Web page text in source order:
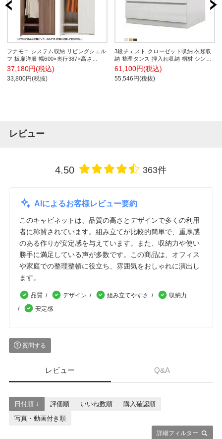
フナモコ システム収納 リビングシェル
フ 板扉洋服 幅600×奥行387×高さ
1138mm
37,180円(税込)
33,800円(税抜)
3段チェスト クローゼット収納 衣類収
納 整理タンス 押入れ収納 桐材 シンプ
ル 国産 日本製 幅684×奥行550×高さ
580mm
61,100円(税込)
55,546円(税抜)
レビュー
4.50 363件
AIによるお客様レビュー要約
このキャビネットは、品質の高さとデザインで多くの利用
者に称賛されています。組み立てが比較的簡単で、重厚感
のある作りが安定感を与えています。また、収納力や使い
勝手に満足している声が多数です。この商品は、オフィス
や家庭での整理整頓に役立ち、雰囲気をおしゃれに演出し
ます。
品質 デザイン 組み立てやすさ
収納力
安定感
質問する
レビュー Q&A
詳細フィルター
日付順 ↓ 評価順 いいね数順
購入確認順
写真・動画付き順